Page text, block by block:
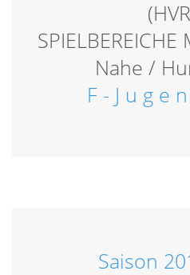
Nahe /
F - J u g e
Saison